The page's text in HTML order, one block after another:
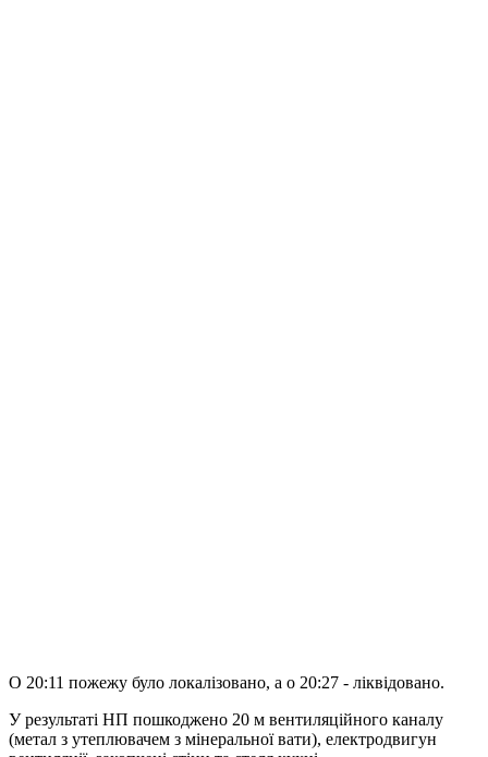
О 20:11 пожежу було локалізовано, а о 20:27 - ліквідовано.
У результаті НП пошкоджено 20 м вентиляційного каналу
(метал з утеплювачем з мінеральної вати), електродвигун